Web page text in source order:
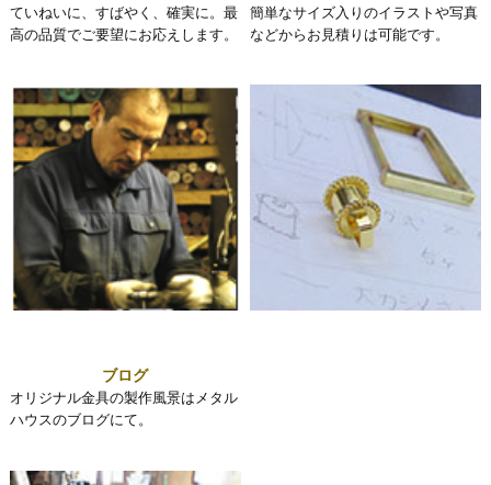
ていねいに、すばやく、確実に。最
高の品質でご要望にお応えします。
簡単なサイズ入りのイラストや写真
などからお見積りは可能です。
ブログ
オリジナル金具の製作風景はメタル
ハウスのブログにて。